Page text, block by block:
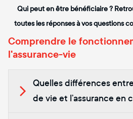
Qui peut en être bénéficiaire ?
toutes les réponses à vos questions
Comprendre le
l'assurance-vie
Quelles différences
de vie et l’assurance en